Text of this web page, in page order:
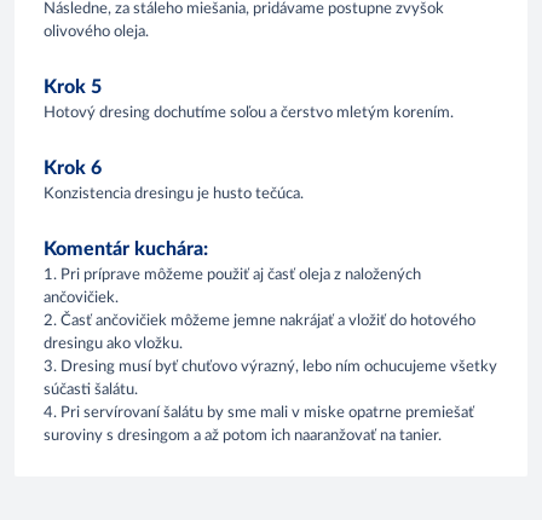
Následne, za stáleho miešania, pridávame postupne zvyšok
olivového oleja.
Krok 5
Hotový dresing dochutíme soľou a čerstvo mletým korením.
Krok 6
Konzistencia dresingu je husto tečúca.
Komentár kuchára:
1. Pri príprave môžeme použiť aj časť oleja z naložených
ančovičiek.
2. Časť ančovičiek môžeme jemne nakrájať a vložiť do hotového
dresingu ako vložku.
3. Dresing musí byť chuťovo výrazný, lebo ním ochucujeme všetky
súčasti šalátu.
4. Pri servírovaní šalátu by sme mali v miske opatrne premiešať
suroviny s dresingom a až potom ich naaranžovať na tanier.